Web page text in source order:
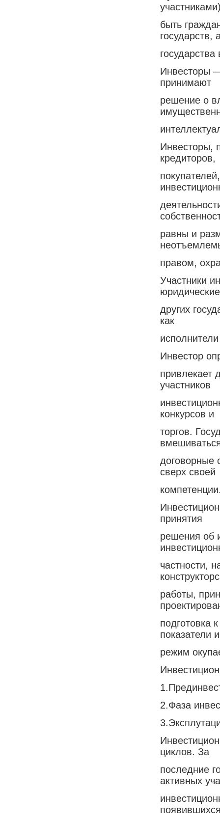
быть
государств,
Инвесторы
принимают
решение о
Инвесторы,
кредиторов,
равны и
правом,
Участники
других
как
Инвестор
привлекает
участников
конкурсов и
торгов.
договорные
сверх своей
принятия
решения об
частности,
работы,
подготовка
показатели и
режим
2.Фаза
циклов. За
последние
активных